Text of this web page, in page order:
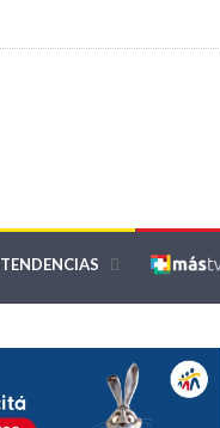
TENDENCIAS